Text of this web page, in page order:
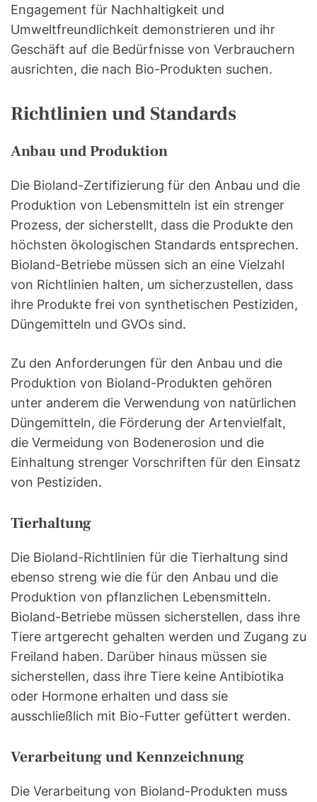
Engagement für Nachhaltigkeit und
Umweltfreundlichkeit demonstrieren und ihr
Geschäft auf die Bedürfnisse von Verbrauchern
ausrichten, die nach Bio-Produkten suchen.
Richtlinien und Standards
Anbau und Produktion
Die Bioland-Zertifizierung für den Anbau und die
Produktion von Lebensmitteln ist ein strenger
Prozess, der sicherstellt, dass die Produkte den
höchsten ökologischen Standards entsprechen.
Bioland-Betriebe müssen sich an eine Vielzahl
von Richtlinien halten, um sicherzustellen, dass
ihre Produkte frei von synthetischen Pestiziden,
Düngemitteln und GVOs sind.
Zu den Anforderungen für den Anbau und die
Produktion von Bioland-Produkten gehören
unter anderem die Verwendung von natürlichen
Düngemitteln, die Förderung der Artenvielfalt,
die Vermeidung von Bodenerosion und die
Einhaltung strenger Vorschriften für den Einsatz
von Pestiziden.
Tierhaltung
Die Bioland-Richtlinien für die Tierhaltung sind
ebenso streng wie die für den Anbau und die
Produktion von pflanzlichen Lebensmitteln.
Bioland-Betriebe müssen sicherstellen, dass ihre
Tiere artgerecht gehalten werden und Zugang zu
Freiland haben. Darüber hinaus müssen sie
sicherstellen, dass ihre Tiere keine Antibiotika
oder Hormone erhalten und dass sie
ausschließlich mit Bio-Futter gefüttert werden.
Verarbeitung und Kennzeichnung
Die Verarbeitung von Bioland-Produkten muss